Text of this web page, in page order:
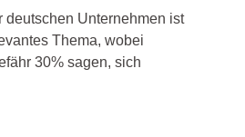
deutschen Unternehmen ist
Thema, wobei
30% sagen, sich